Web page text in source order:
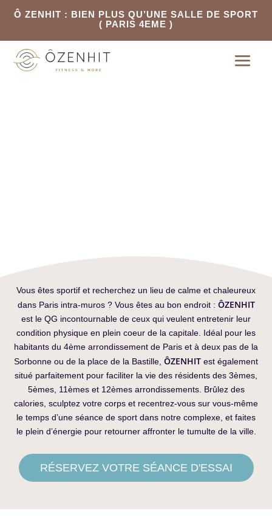
Ô ZENHIT : BIEN PLUS QU’UNE SALLE DE SPORT
( PARIS 4EME )
Vous êtes sportif et recherchez un lieu de calme et chaleureux
dans Paris intra-muros ? Vous êtes au bon endroit : ÔZENHIT
est le QG incontournable de ceux qui veulent entretenir leur
condition physique en plein coeur de la capitale. Idéal pour les
habitants du 4ème arrondissement de Paris et à deux pas de la
Sorbonne ou de la place de la Bastille, ÔZENHIT est également
situé parfaitement pour faciliter la vie des résidents des 3èmes,
5èmes, 11èmes et 12èmes arrondissements. Brûlez des
calories, sculptez votre corps et recentrez-vous sur vous-même
le temps d’une séance de sport dans notre complexe, et faites
le plein d’énergie pour retourner affronter le tumulte de la ville.
RÉSERVEZ VOTRE SÉANCE D'ESSAI